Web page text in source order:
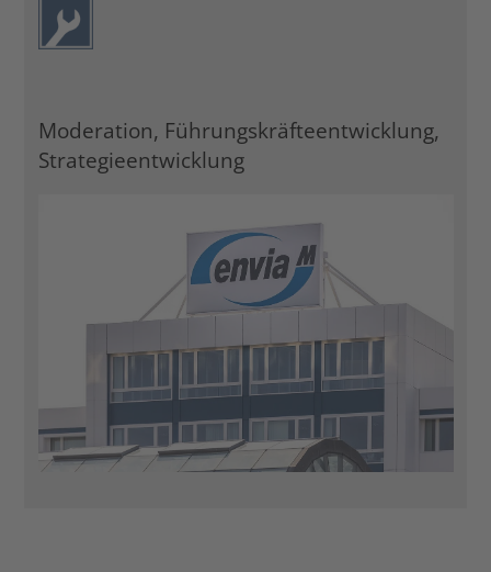
Moderation, Führungskräfteentwicklung,
Strategieentwicklung